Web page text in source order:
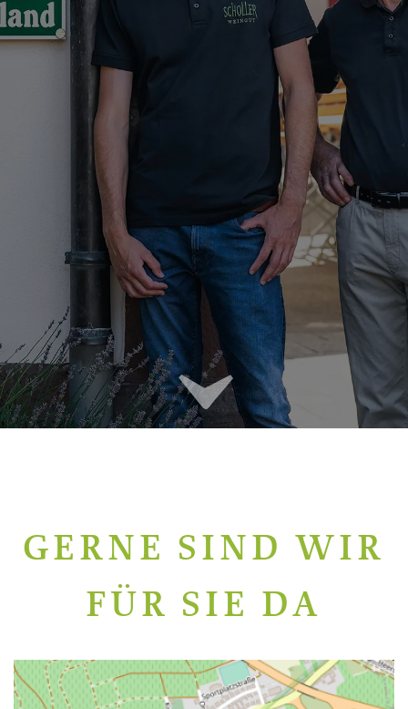
GERNE SIND WIR
FÜR SIE DA